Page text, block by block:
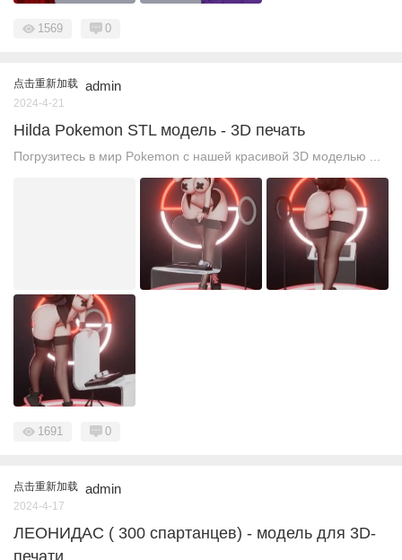
1569 0
点击重新加载 admin
2024-4-21
Hilda Pokemon STL модель - 3D печать
Погрузитесь в мир Pokemon с нашей красивой 3D моделью ...
1691 0
点击重新加载 admin
2024-4-17
ЛЕОНИДАС ( 300 спартанцев) - модель для 3D-
печати